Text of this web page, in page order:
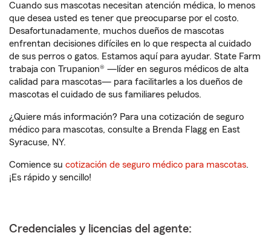
Cuando sus mascotas necesitan atención médica, lo menos
que desea usted es tener que preocuparse por el costo.
Desafortunadamente, muchos dueños de mascotas
enfrentan decisiones difíciles en lo que respecta al cuidado
de sus perros o gatos. Estamos aquí para ayudar. State Farm
trabaja con Trupanion® —líder en seguros médicos de alta
calidad para mascotas— para facilitarles a los dueños de
mascotas el cuidado de sus familiares peludos.
¿Quiere más información? Para una cotización de seguro
médico para mascotas, consulte a Brenda Flagg en East
Syracuse, NY.
Comience su cotización de seguro médico para mascotas.
¡Es rápido y sencillo!
Credenciales y licencias del agente: